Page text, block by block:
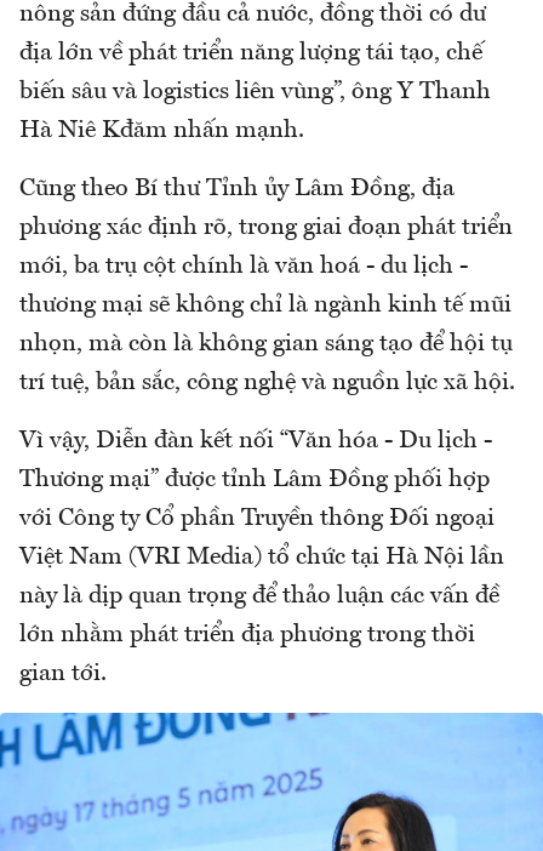
nông sản đứng đầu cả nước, đồng thời có dư
địa lớn về phát triển năng lượng tái tạo, chế
biến sâu và logistics liên vùng”, ông Y Thanh
Hà Niê Kđăm nhấn mạnh.
Cũng theo Bí thư Tỉnh ủy Lâm Đồng, địa
phương xác định rõ, trong giai đoạn phát triển
mới, ba trụ cột chính là văn hoá - du lịch -
thương mại sẽ không chỉ là ngành kinh tế mũi
nhọn, mà còn là không gian sáng tạo để hội tụ
trí tuệ, bản sắc, công nghệ và nguồn lực xã hội.
Vì vậy, Diễn đàn kết nối “Văn hóa - Du lịch -
Thương mại” được tỉnh Lâm Đồng phối hợp
với Công ty Cổ phần Truyền thông Đối ngoại
Việt Nam (VRI Media) tổ chức tại Hà Nội lần
này là dịp quan trọng để thảo luận các vấn đề
lớn nhằm phát triển địa phương trong thời
gian tới.